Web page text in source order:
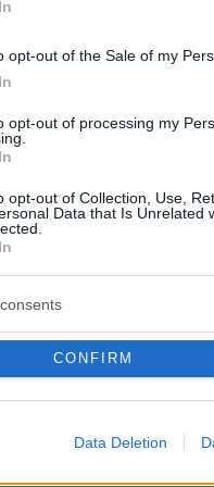
opt-out of the Sale of my
opt-out of processing my
opt-out of Collection, Use,
Data that Is Unrelated
CONFIRM
Data Deletion
που
κατάθλιψη, ότι
δεν φταίνε σε
θα τους
«Δεν θέλω
17χρονης
ότι έχει
τους γονείς με